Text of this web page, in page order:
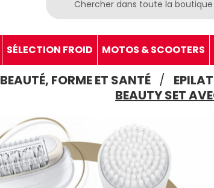
SÉLECTION FROID MOTOS & SCOOTERS
BEAUTÉ, FORME ET SANTÉ
BEAUTY SET